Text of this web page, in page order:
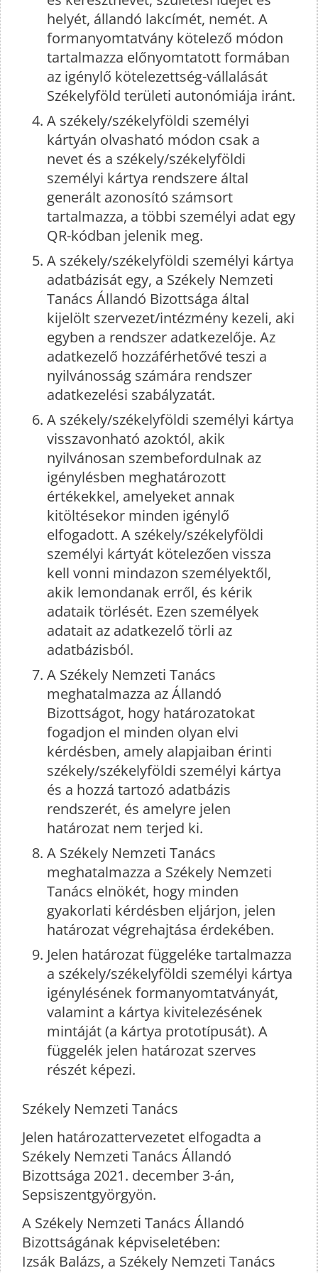
helyét, állandó lakcímét, nemét. A
formanyomtatvány kötelező módon
tartalmazza előnyomtatott formában
az igénylő kötelezettség-vállalását
Székelyföld területi autonómiája iránt.
A székely/székelyföldi személyi
kártyán olvasható módon csak a
nevet és a székely/székelyföldi
személyi kártya rendszere által
generált azonosító számsort
tartalmazza, a többi személyi adat egy
QR-kódban jelenik meg.
A székely/székelyföldi személyi kártya
adatbázisát egy, a Székely Nemzeti
Tanács Állandó Bizottsága által
kijelölt szervezet/intézmény kezeli, aki
egyben a rendszer adatkezelője. Az
adatkezelő hozzáférhetővé teszi a
nyilvánosság számára rendszer
adatkezelési szabályzatát.
A székely/székelyföldi személyi kártya
visszavonható azoktól, akik
nyilvánosan szembefordulnak az
igénylésben meghatározott
értékekkel, amelyeket annak
kitöltésekor minden igénylő
elfogadott. A székely/székelyföldi
személyi kártyát kötelezően vissza
kell vonni mindazon személyektől,
akik lemondanak erről, és kérik
adataik törlését. Ezen személyek
adatait az adatkezelő törli az
adatbázisból.
A Székely Nemzeti Tanács
meghatalmazza az Állandó
Bizottságot, hogy határozatokat
fogadjon el minden olyan elvi
kérdésben, amely alapjaiban érinti
székely/székelyföldi személyi kártya
és a hozzá tartozó adatbázis
rendszerét, és amelyre jelen
határozat nem terjed ki.
A Székely Nemzeti Tanács
meghatalmazza a Székely Nemzeti
Tanács elnökét, hogy minden
gyakorlati kérdésben eljárjon, jelen
határozat végrehajtása érdekében.
Jelen határozat függeléke tartalmazza
a székely/székelyföldi személyi kártya
igénylésének formanyomtatványát,
valamint a kártya kivitelezésének
mintáját (a kártya prototípusát). A
függelék jelen határozat szerves
részét képezi.
Székely Nemzeti Tanács
Jelen határozattervezetet elfogadta a
Székely Nemzeti Tanács Állandó
Bizottsága 2021. december 3-án,
Sepsiszentgyörgyön.
A Székely Nemzeti Tanács Állandó
Bizottságának képviseletében:
Izsák Balázs, a Székely Nemzeti Tanács